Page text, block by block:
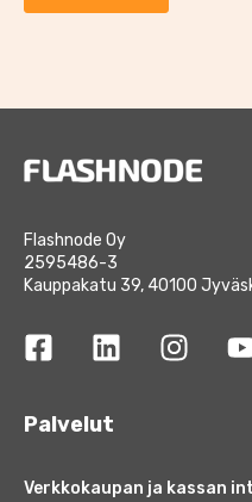
Flashnode Oy
2595486-3
Kauppakatu 39, 40100
Palvelut
Verkkokaupan ja kassan